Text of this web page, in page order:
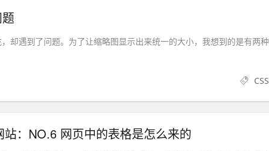
却遇到了问题。为了让缩略图显示出来统一的大小，我想到的是有两种
CSS
站：NO.6 网页中的表格是怎么来的